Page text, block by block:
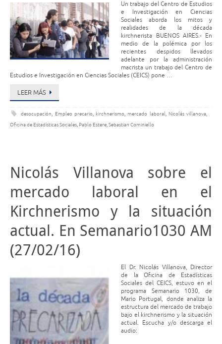
Un trabajo del Centro de Estudios
e Investigación en Ciencias
Sociales aborda los mitos y
realidades de la década
kirchnerista BUENOS AIRES.- En
medio de la polémica por los
recientes despidos llevados
adelante por la administración
macrista un trabajo del Centro de
Estudios e Investigación en Ciencias Sociales (CEICS) pone …
LEER MÁS
desocupación, Empleo precario, kirchnerismo, mercado laboral, Nicolás villanova,
Oficina de Estadísticas Sociales, Pablo Estere,Sebastian Cominiello
Nicolás Villanova sobre el
mercado laboral en el
Kirchnerismo y la situación
actual. En Semanario1030 AM
(27/02/16)
El Dr. Nicolás Villanova, Director
de la Oficina de Estadísticas
Sociales del CEICS, estuvo en el
programa Semanario 1030, de
Mario Portugal, donde analiza la
estructura del mercado de trabajo
bajo el kirchnerismo y la situación
actual. Escucha y/o descarga el
audio: